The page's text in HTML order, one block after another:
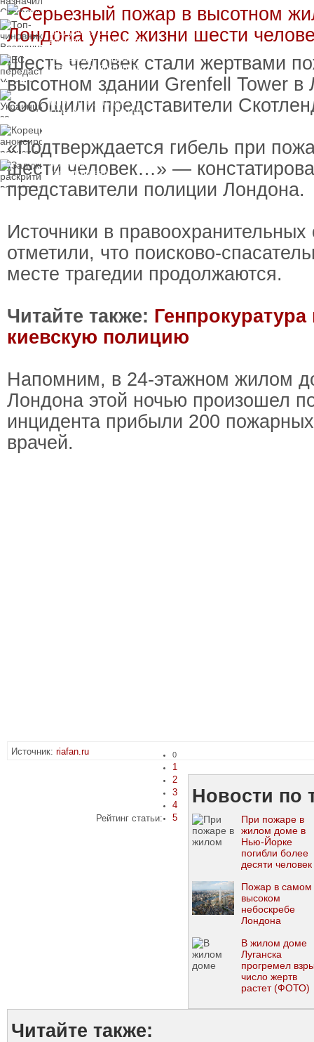
Топ-чиновнику
Воздушных сил
вручили подозрение по
1 млрд гривен
ЕС передаст Украине
средства от доходов от
России
Украинцы за рубежом
могут потерять доступ
к госжилью и выплатам
Залужный
раскритиковал
НАТО и предлагает
Шесть человек стали жертвами
высотном здании Grenfell Tower в
сообщили представители
«Подтверждается гибель при
шести человек…» —
представители полиции Лондона.
Источники в правоохранительных
отметили, что поисково-
месте трагедии продолжаются.
Читайте также: Генпрокуратура
киевскую полицию
Напомним, в 24-этажном жилом
Лондона этой ночью произошел
инцидента прибыли 200
врачей.
Источник: riafan.ru
Рейтинг статьи:
0
1
2
3
4
5
Новости по
При пожаре в
жилом доме в
Нью-Йорке
погибли более
десяти человек
Пожар в самом
высоком
небоскребе
Лондона
В жилом доме
Луганска
прогремел
число жертв
растет (ФОТО)
Читайте также: